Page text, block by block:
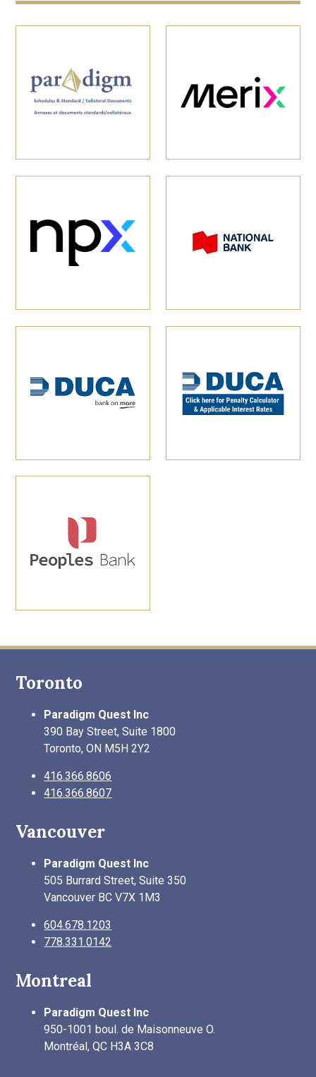
Toronto
Paradigm Quest Inc
390 Bay Street, Suite 1800
Toronto, ON M5H 2Y2
416.366.8606
416.366.8607
Vancouver
Paradigm Quest Inc
505 Burrard Street, Suite 350
Vancouver BC V7X 1M3
604.678.1203
778.331.0142
Montreal
Paradigm Quest Inc
950-1001 boul. de Maisonneuve O.
Montréal, QC H3A 3C8